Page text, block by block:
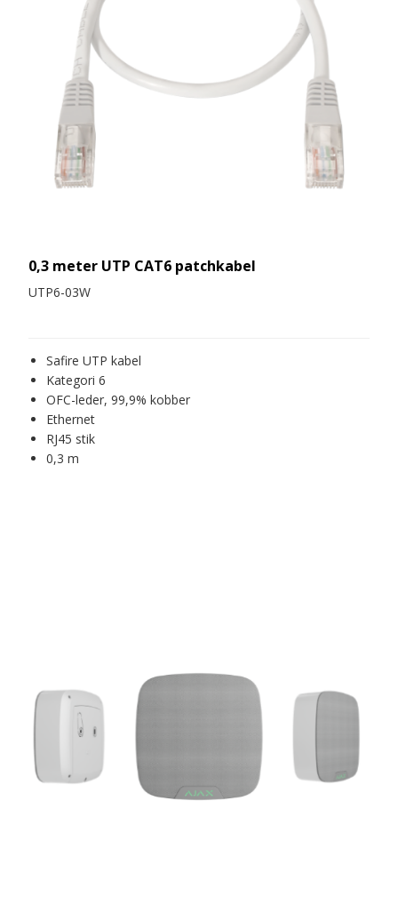
0,3 meter UTP CAT6 patchkabel
UTP6-03W
Safire UTP kabel
Kategori 6
OFC-leder, 99,9% kobber
Ethernet
RJ45 stik
0,3 m